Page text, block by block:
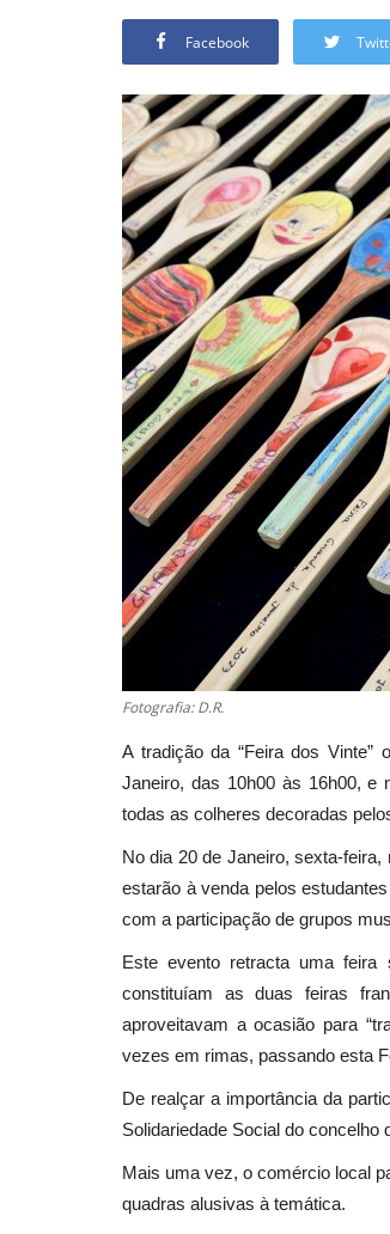
Facebook
Fotografia: D.R.
A tradição da “Feira dos
Janeiro, das 10h00 às 16h00, e
todas as colheres decoradas
No dia 20 de Janeiro, sexta-
estarão à venda pelos
com a participação de grupos
Este evento retracta uma
constituíam as duas feiras
aproveitavam a ocasião para
vezes em rimas, passando esta
De realçar a importância da
Solidariedade Social do concelho
Mais uma vez, o comércio local
quadras alusivas à temática.